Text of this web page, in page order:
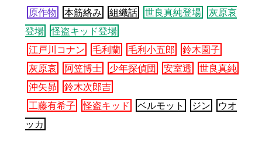
原作物 本筋絡み 組織話 世良真純登場
灰原哀
登場
怪盗キッド登場
江戸川コナン
毛利蘭 毛利小五郎
鈴木園子
灰原哀
阿笠博士 少年探偵団 安室透
世良真純
沖矢昴
鈴木次郎吉
工藤有希子
怪盗キッド ベルモット ジン
ウオ
ッカ